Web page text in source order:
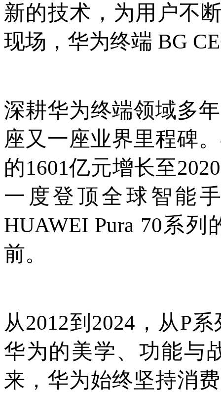
新的技术，为用户不
现场，华为终端 BG
深耕华为终端领域多
座又一座业界里程碑
的1601亿元增长至
一度登顶全球智能
HUAWEI Pura 70系
前。
从2012到2024，从P
华为的美学、功能与
来，华为始终坚持消